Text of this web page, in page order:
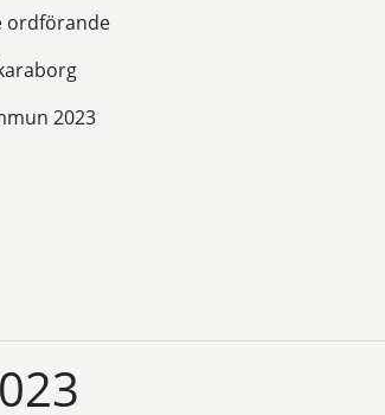
ordförande
2023